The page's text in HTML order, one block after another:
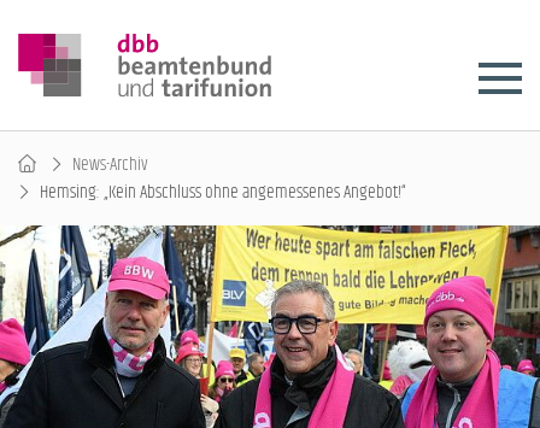
News-Archiv
Hemsing: „Kein Abschluss ohne angemessenes Angebot!“